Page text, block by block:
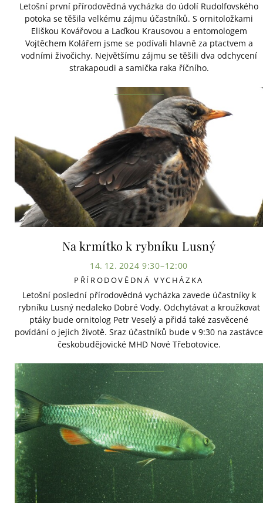
Letošní první přírodovědná vycházka do údolí Rudolfovského
potoka se těšila velkému zájmu účastníků. S ornitoložkami
Eliškou Kovářovou a Laďkou Krausovou a entomologem
Vojtěchem Kolářem jsme se podívali hlavně za ptactvem a
vodními živočichy. Největšímu zájmu se těšili dva odchycení
strakapoudi a samička raka říčního.
Na krmítko k rybníku Lusný
14. 12. 2024 9:30–12:00
PŘÍRODOVĚDNÁ VYCHÁZKA
Letošní poslední přírodovědná vycházka zavede účastníky k
rybníku Lusný nedaleko Dobré Vody. Odchytávat a kroužkovat
ptáky bude ornitolog Petr Veselý a přidá také zasvěcené
povídání o jejich životě. Sraz účastníků bude v 9:30 na zastávce
českobudějovické MHD Nové Třebotovice.